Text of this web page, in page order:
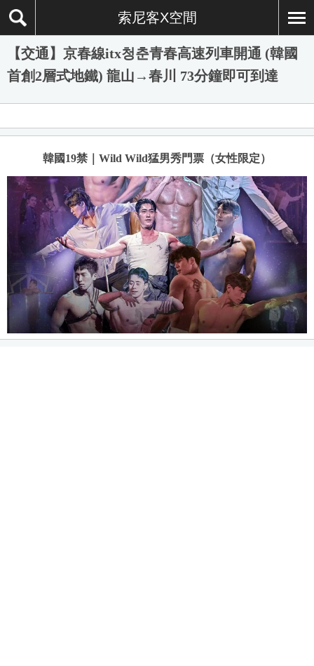
索尼客X空間
【交通】京春線itx청춘青春高速列車開通 (韓國
首創2層式地鐵) 龍山→春川 73分鐘即可到達
韓國19禁｜Wild Wild猛男秀門票（女性限定）